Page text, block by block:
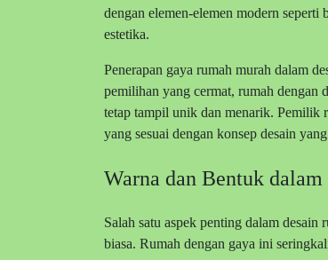
dengan elemen-elemen modern seperti
estetika.
Penerapan gaya rumah murah dalam
pemilihan yang cermat, rumah dengan
tetap tampil unik dan menarik. Pemilik
yang sesuai dengan konsep desain
Warna dan Bentuk dalam
Salah satu aspek penting dalam
biasa. Rumah dengan gaya ini